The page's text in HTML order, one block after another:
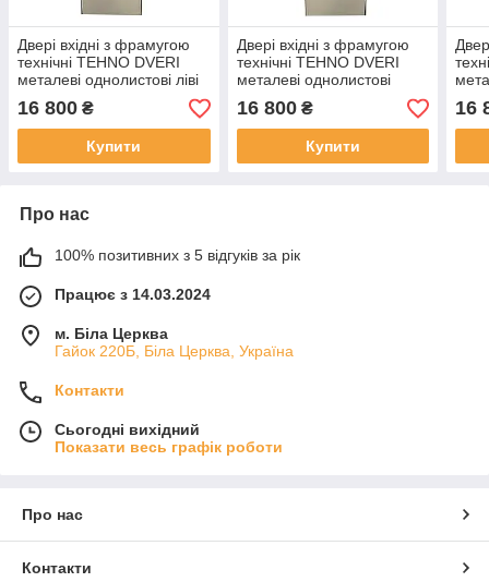
Двері вхідні з фрамугою
технічні TEHNO DVERI
металеві однолистові ліві
550х2300 мм Білий
16 800 ₴
Купити
Двері вхідні з фрамугою
технічні TEHNO DVERI
металеві однолистові
праві 650х2300 мм Білий
16 800₴
Купити
16
Про нас
100% позитивних з 5 відгуків за рік
Працює з 14.03.2024
м. Біла Церква
Гайок 220Б, Біла Церква, Україна
Контакти
Сьогодні вихідний
Показати весь графік роботи
Про нас
Контакти